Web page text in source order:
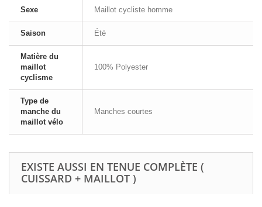
Sexe Maillot cycliste homme
Saison Été
Matière du
maillot
cyclisme
100% Polyester
Type de
manche du
maillot vélo
Manches courtes
EXISTE AUSSI EN TENUE COMPLÈTE (
CUISSARD + MAILLOT )